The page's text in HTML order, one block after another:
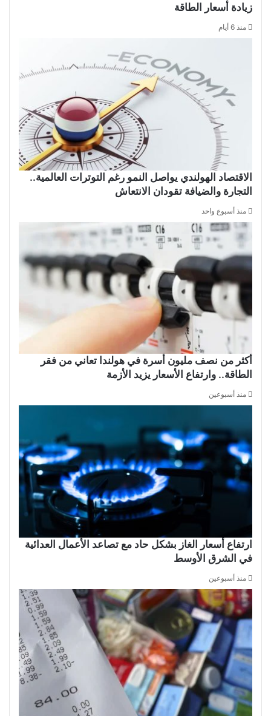
زيادة أسعار الطاقة
منذ 6 أيام
الاقتصاد الهولندي يواصل النمو رغم التوترات العالمية..
التجارة والضيافة تقودان الانتعاش
منذ أسبوع واحد
أكثر من نصف مليون أسرة في هولندا تعاني من فقر
الطاقة.. وارتفاع الأسعار يزيد الأزمة
منذ أسبوعين
ارتفاع أسعار الغاز بشكل حاد مع تصاعد الأعمال العدائية
في الشرق الأوسط
منذ أسبوعين